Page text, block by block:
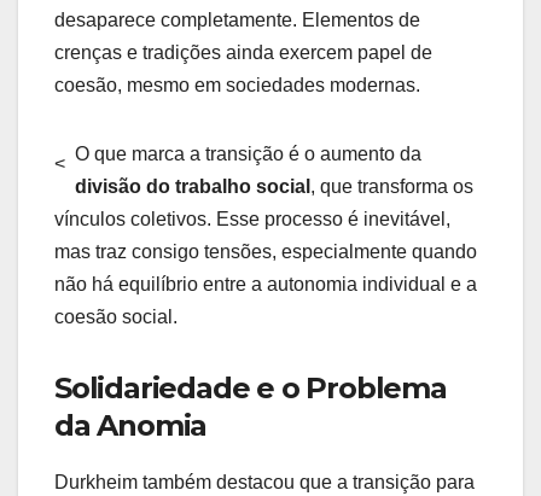
desaparece completamente. Elementos de
crenças e tradições ainda exercem papel de
coesão, mesmo em sociedades modernas.
< O que marca a transição é o aumento da
divisão do trabalho social , que transforma os
vínculos coletivos. Esse processo é inevitável,
mas traz consigo tensões, especialmente quando
não há equilíbrio entre a autonomia individual e a
coesão social.
Solidariedade e o Problema
da Anomia
Durkheim também destacou que a transição para